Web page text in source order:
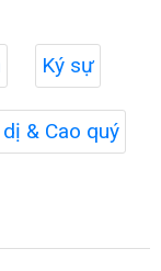
Ký sự
dị & Cao quý